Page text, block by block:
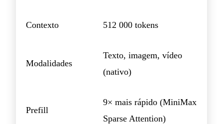
Contexto 512 000 tokens
Modalidades
Texto, imagem, vídeo
(nativo)
Prefill
9× mais rápido (MiniMax
Sparse Attention)